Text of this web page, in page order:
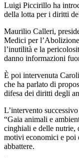
Luigi Piccirillo ha
della lotta per i diritti
Maurilio Calleri,
Medici per
l’inutilità e la
danno informazioni
È poi intervenuta
che ha parlato di
difesa dei diritti degli
L’intervento
“Gaia animali e
cinghiali e delle nutrie,
motivi economici e poi
abbattere.